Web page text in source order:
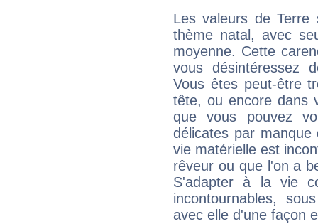
Les valeurs de Terre
thème natal, avec
moyenne. Cette
vous désintéressez
Vous êtes peut-être
tête, ou encore dans
que vous pouvez
délicates par
vie matérielle est
rêveur ou que l'on a
S'adapter à la vie
incontournables,
avec elle d'une façon